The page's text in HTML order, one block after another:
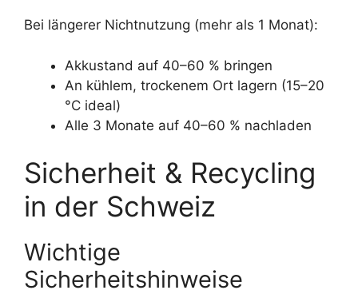
Bei längerer Nichtnutzung (mehr als 1 Monat):
Akkustand auf 40–60 % bringen
An kühlem, trockenem Ort lagern (15–20
°C ideal)
Alle 3 Monate auf 40–60 % nachladen
Sicherheit & Recycling
in der Schweiz
Wichtige
Sicherheitshinweise